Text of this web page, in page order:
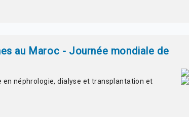
au Maroc - Journée mondiale de
en néphrologie, dialyse et transplantation et